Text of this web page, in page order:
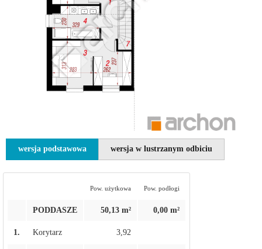
wersja podstawowa wersja w lustrzanym odbiciu
Pow. użytkowa Pow. podłogi
PODDASZE 50,13 m² 0,00 m²
1. Korytarz 3,92